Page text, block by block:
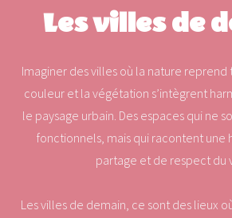
Les villes de
Imaginer des villes où la nature
couleur et la végétation s’intègrent
le paysage urbain. Des espaces qui ne
fonctionnels, mais qui racontent une
partage et de respect du
Les villes de demain, ce sont des lieux